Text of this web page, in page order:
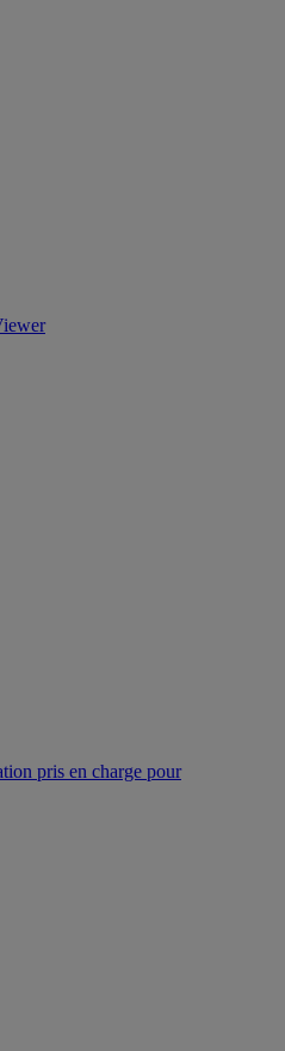
pris en charge pour